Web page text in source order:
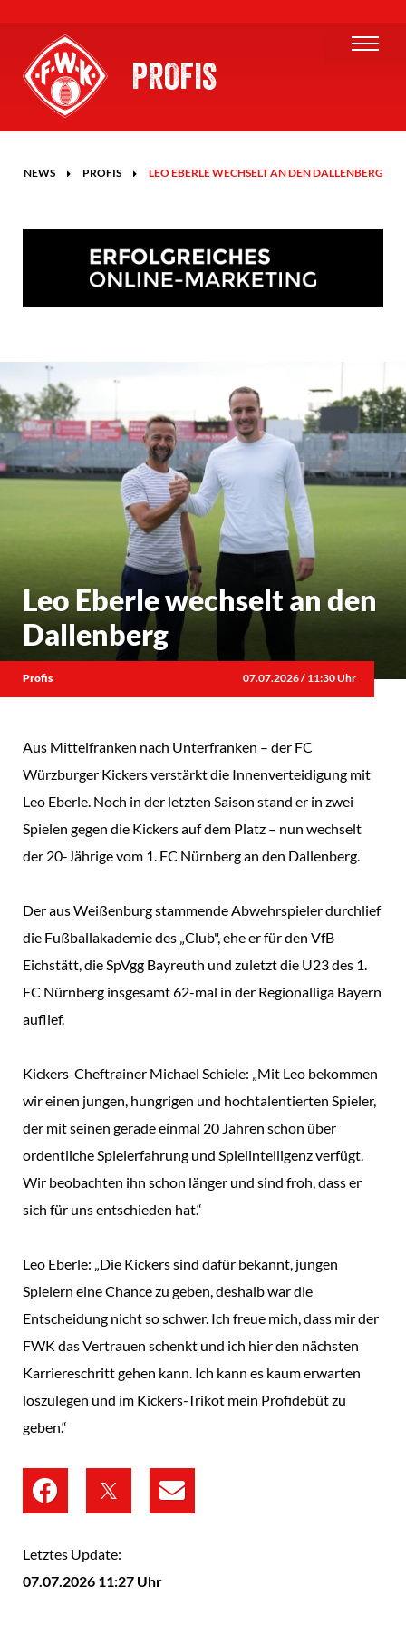
PROFIS
NEWS PROFIS LEO EBERLE WECHSELT AN DEN DALLENBERG
Leo Eberle wechselt an den
Dallenberg
Profis 07.07.2026 / 11:30 Uhr
Aus Mittelfranken nach Unterfranken – der FC
Würzburger Kickers verstärkt die Innenverteidigung mit
Leo Eberle. Noch in der letzten Saison stand er in zwei
Spielen gegen die Kickers auf dem Platz – nun wechselt
der 20-Jährige vom 1. FC Nürnberg an den Dallenberg.
Der aus Weißenburg stammende Abwehrspieler durchlief
die Fußballakademie des „Club", ehe er für den VfB
Eichstätt, die SpVgg Bayreuth und zuletzt die U23 des 1.
FC Nürnberg insgesamt 62-mal in der Regionalliga Bayern
auflief.
Kickers-Cheftrainer Michael Schiele: „Mit Leo bekommen
wir einen jungen, hungrigen und hochtalentierten Spieler,
der mit seinen gerade einmal 20 Jahren schon über
ordentliche Spielerfahrung und Spielintelligenz verfügt.
Wir beobachten ihn schon länger und sind froh, dass er
sich für uns entschieden hat.“
Leo Eberle: „Die Kickers sind dafür bekannt, jungen
Spielern eine Chance zu geben, deshalb war die
Entscheidung nicht so schwer. Ich freue mich, dass mir der
FWK das Vertrauen schenkt und ich hier den nächsten
Karriereschritt gehen kann. Ich kann es kaum erwarten
loszulegen und im Kickers-Trikot mein Profidebüt zu
geben.“
Letztes Update:
07.07.2026 11:27 Uhr